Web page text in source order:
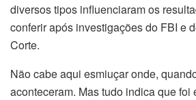
diversos tipos influenciaram os
conferir após investigações do FBI e
Corte.
Não cabe aqui esmiuçar onde,
aconteceram. Mas tudo indica que foi